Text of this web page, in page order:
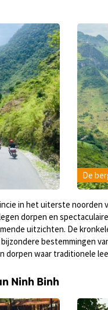
De
in het uiterste noorden
dorpen en
uitzichten. De
bestemmingen
waar traditionele
Ninh Binh